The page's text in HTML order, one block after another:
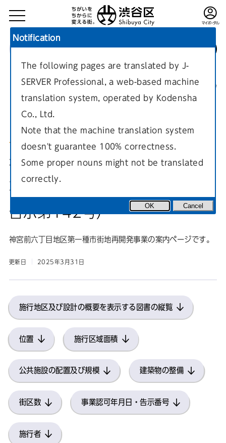
都市計画（市街地開発事業）
現在のページ
神宮前六丁目地区第一種市街地
再開発事業（H28.6.6、渋谷区
告示第142号）
神宮前六丁目地区第一種市街地再開発事業の案内ページです。
更新日 2025年3月31日
施行地区及び設計の概要を表示する図書の縦覧
位置 施行区域面積
公共施設の配置及び規模 建築物の整備
街区数 事業認可年月日・告示番号
施行者
Notification
The following pages are translated by J-
SERVER Professional, a web-based machine
translation system, operated by Kodensha
Co., Ltd.
Note that the machine translation system
doesn't guarantee 100% correctness.
Some proper nouns might not be translated
correctly.
OK Cancel